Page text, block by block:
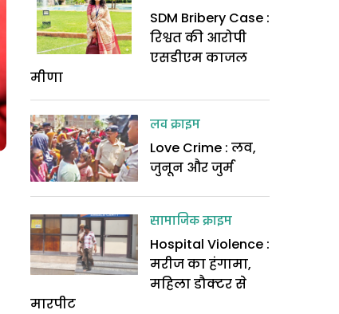
SDM Bribery Case :
रिश्वत की आरोपी
एसडीएम काजल
मीणा
लव क्राइम
Love Crime : लव,
जुनून और जुर्म
सामाजिक क्राइम
Hospital Violence :
मरीज का हंगामा,
महिला डौक्टर से
मारपीट